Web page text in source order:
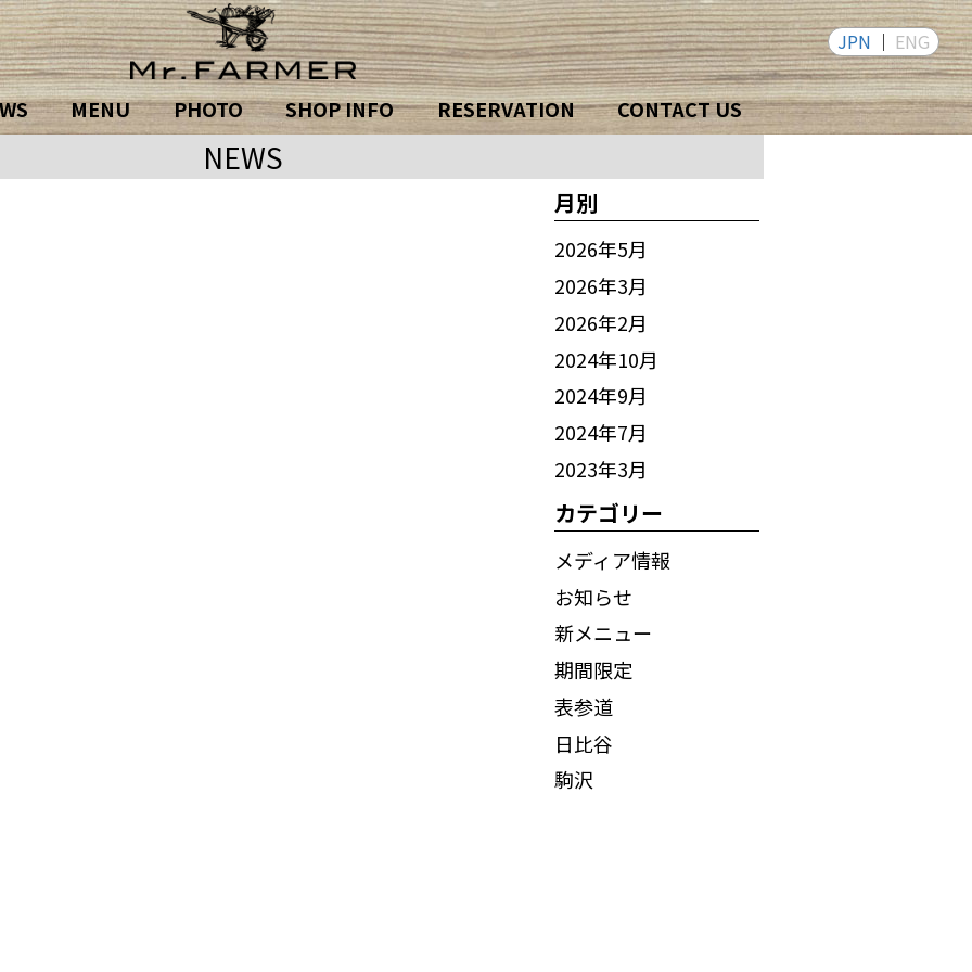
MENU PHOTO SHOP INFO RESERVATION CONTACT US
JPN ENG
NEWS
月別
2026年5月
2026年3月
2026年2月
2024年10月
2024年9月
2024年7月
2023年3月
カテゴリー
メディア情報
お知らせ
新メニュー
期間限定
表参道
日比谷
駒沢